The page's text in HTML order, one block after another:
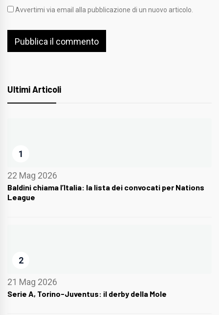
Avvertimi via email alla pubblicazione di un nuovo articolo.
Ultimi Articoli
1
22 Mag 2026
Baldini chiama l’Italia: la lista dei convocati per Nations
League
2
21 Mag 2026
Serie A, Torino-Juventus: il derby della Mole